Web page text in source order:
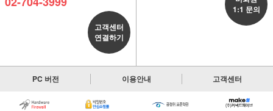
고객센터
연결하기
1:1 문의
PC 버전 이용안내 고객센터